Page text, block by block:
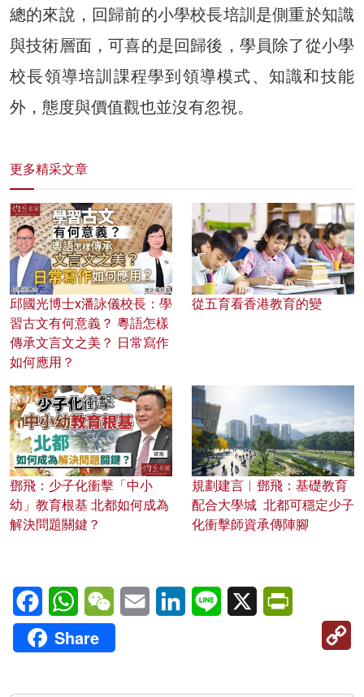
總的來說，回歸前的小學校長培訓是側重於知識
與技術層面，可喜的是回歸後，學員除了從小學
校長領導培訓課程學到領導模式、知識和技能
外，態度與價值觀也並沒有忽視。
更多精采文章
邱國光博士x潘詠儀校長：學
習古文有何意義？ 粵語怎樣
傳承文言文之美？ 日常寫作
如何應用？
從五育看香港教育的變
鄧飛：少子化衝擊「中小
幼」教育根基 北都如何成為
解決問題關鍵？
規劃建言︱鄧飛：基礎教育
配合大學城 北都可穩定少子
化衝擊師資承傳陣腳
FacebookWhatsAppWeChatEmail LinkedInLine X
Share